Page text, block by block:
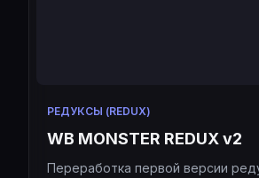
РЕДУКСЫ (REDUX)
WB MONSTER REDUX v2
Переработка первой версии